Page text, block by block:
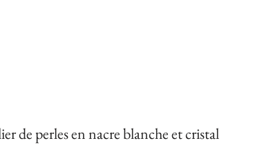
de perles en nacre blanche et cristal